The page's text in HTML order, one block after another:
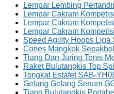
Lempar Lembing
Lempar Cakram
Lempar Cakram
Lempar Cakram
Speed Agility Hoops Liga
Cones Mangkok
Tiang Dan Jaring Tenis
Raket Bulutangkis Top
Tongkat Estafet SAB-
Gelang Gelang Senam
Tiang Bulutangkis